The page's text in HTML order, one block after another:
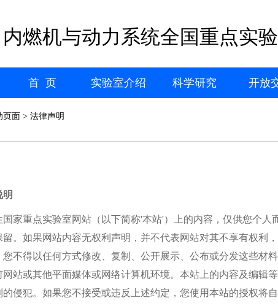
内燃机与动力系统全国重点实
首 页 实验室介绍 科学研究 开放
页面 > 法律声明
明
国家重点实验室网站 （以下简称'本站'）上的内容，仅供您个人
留。如果网站内容无权利声明，并不代表网站对其不享有权利
您不得以任何方式修改、复制、公开展示、公布或分发这些材
网站或其他平面媒体或网络计算机环境。本站上的内容及编
侵犯。如果您不接受或违反上述约定，您使用本站的授权将